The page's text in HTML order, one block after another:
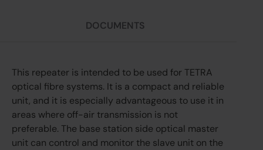
DOCUMENTS
This repeater is intended to be used for TETRA
optical fibre systems. It is a compact and reliable
unit, and it is especially advantageous to use it in
areas where off-air transmission is not
preferable. The base station side optical master
unit can control and monitor the slave unit on the